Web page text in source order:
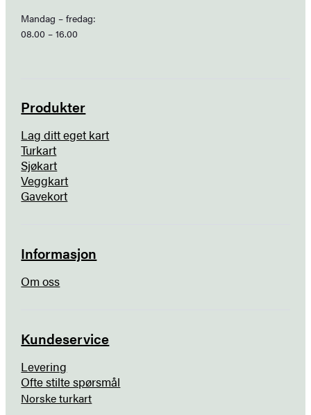
Mandag – fredag:
08.00 – 16.00
Produkter
Lag ditt eget kart
Turkart
Sjøkart
Veggkart
Gavekort
Informasjon
Om oss
Kundeservice
Levering
Ofte stilte spørsmål
Norske turkart